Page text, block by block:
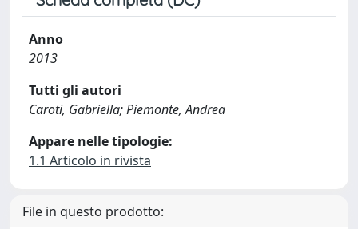
Anno
2013
Tutti gli autori
Caroti, Gabriella; Piemonte, Andrea
Appare nelle tipologie:
1.1 Articolo in rivista
File in questo prodotto: